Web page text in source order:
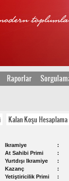
Raporlar
Kalan Koşu Hesaplama
Ikramiye
At Sahibi Primi
Yurtdışı Ikramiye
Kazanç
Yetiştiricilik Primi